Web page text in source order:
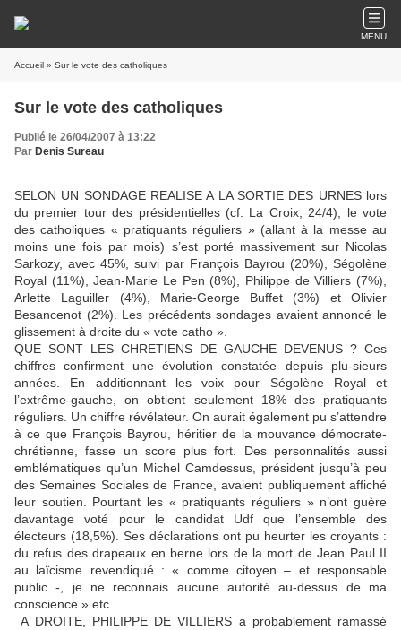
MENU
Accueil » Sur le vote des catholiques
Sur le vote des catholiques
Publié le 26/04/2007 à 13:22
Par Denis Sureau
SELON UN SONDAGE REALISE A LA SORTIE DES URNES lors
du premier tour des présidentielles (cf. La Croix, 24/4), le vote
des catholiques « pratiquants réguliers » (allant à la messe au
moins une fois par mois) s’est porté massivement sur Nicolas
Sarkozy, avec 45%, suivi par François Bayrou (20%), Ségolène
Royal (11%), Jean-Marie Le Pen (8%), Philippe de Villiers (7%),
Arlette Laguiller (4%), Marie-George Buffet (3%) et Olivier
Besancenot (2%). Les précédents sondages avaient annoncé le
glissement à droite du « vote catho ».
QUE SONT LES CHRETIENS DE GAUCHE DEVENUS ? Ces
chiffres confirment une évolution constatée depuis plu-sieurs
années. En additionnant les voix pour Ségolène Royal et
l’extrême-gauche, on obtient seulement 18% des pratiquants
réguliers. Un chiffre révélateur. On aurait également pu s’attendre
à ce que François Bayrou, héritier de la mouvance démocrate-
chrétienne, fasse un score plus fort. Des personnalités aussi
emblématiques qu’un Michel Camdessus, président jusqu’à peu
des Semaines Sociales de France, avaient publiquement affiché
leur soutien. Pourtant les « pratiquants réguliers » n’ont guère
davantage voté pour le candidat Udf que l’ensemble des
électeurs (18,5%). Ses déclarations ont pu heurter les croyants :
du refus des drapeaux en berne lors de la mort de Jean Paul II
au laïcisme revendiqué : « comme citoyen – et responsable
public -, je ne reconnais aucune autorité au-dessus de ma
conscience » etc.
A DROITE, PHILIPPE DE VILLIERS a probablement ramassé